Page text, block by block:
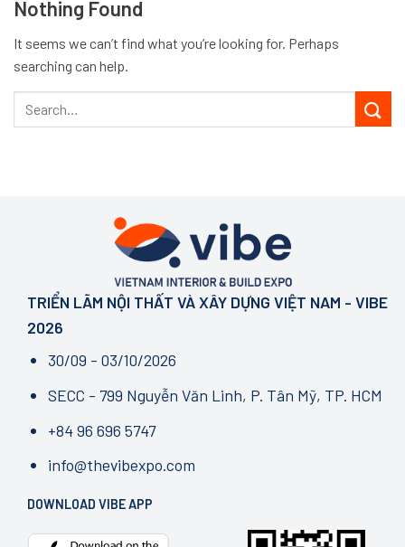
Nothing Found
It seems we can’t find what you’re looking for. Perhaps
searching can help.
TRIỂN LÃM NỘI THẤT VÀ XÂY DỰNG VIỆT NAM - VIBE
2026
30/09 - 03/10/2026
SECC - 799 Nguyễn Văn Linh, P. Tân Mỹ, TP. HCM
+84 96 696 5747
info@thevibexpo.com
DOWNLOAD VIBE APP